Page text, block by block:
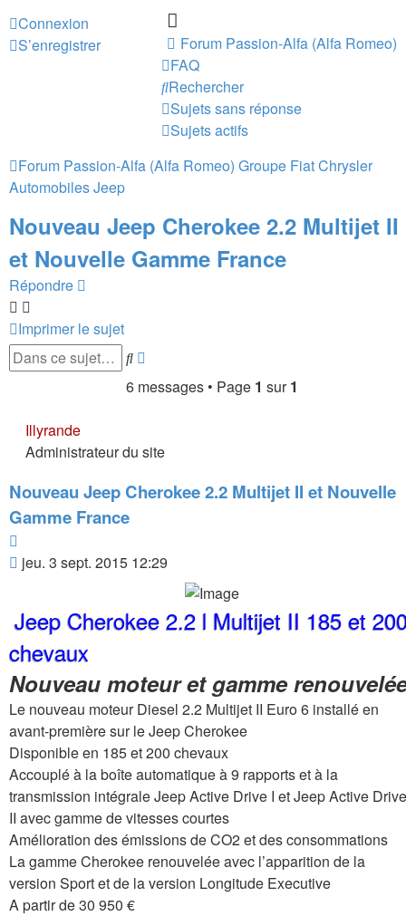
Forum Passion-Alfa (Alfa Romeo)
FAQ
Rechercher
Sujets sans réponse
Sujets actifs
Connexion
S’enregistrer
Forum Passion-Alfa (Alfa Romeo) Groupe Fiat Chrysler
AutomobilesJeep
Nouveau Jeep Cherokee 2.2 Multijet II
et Nouvelle Gamme France
Répondre
Imprimer le sujet
Rechercher
6 messages • Page 1 sur1
Illyrande
Administrateur du site
Nouveau Jeep Cherokee 2.2 Multijet II et Nouvelle
Gamme France
Message
jeu. 3 sept. 2015 12:29
Jeep Cherokee 2.2 l Multijet II 185 et
chevaux
Nouveau moteur et gamme
Le nouveau moteur Diesel 2.2 Multijet II Euro 6 installé en
avant-première sur le Jeep Cherokee
Disponible en 185 et 200 chevaux
Accouplé à la boîte automatique à 9 rapports et à la
transmission intégrale Jeep Active Drive I et Jeep Active Drive
II avec gamme de vitesses courtes
Amélioration des émissions de CO2 et des consommations
La gamme Cherokee renouvelée avec l’apparition de la
version Sport et de la version Longitude Executive
A partir de 30 950 €